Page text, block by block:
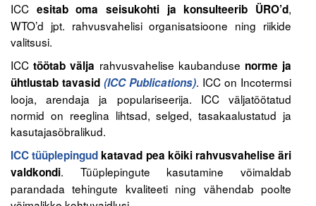
Abimaterjalid
Projektid
ICC esitab oma seisukohti ja konsulteerib ÜRO’d,
WTO’d jpt. rahvusvahelisi organisatsioone ning riikide
valitsusi.
ICCtöötab välja rahvusvahelise kaubanduse norme ja
ühtlustab tavasid (ICC Publications). ICC on Incotermsi
looja, arendaja ja populariseerija. ICC väljatöötatud
normid on reeglina lihtsad, selged, tasakaalustatud ja
kasutajasõbralikud.
ICC tüüplepingud katavad pea kõiki rahvusvahelise äri
valdkondi. Tüüplepingute kasutamine võimaldab
parandada tehingute kvaliteeti ning vähendab poolte